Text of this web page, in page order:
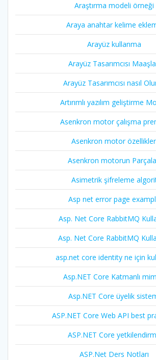
Araştırma modeli örneği
Araya anahtar kelime
Arayüz kullanma
Arayüz Tasarımcısı
Arayüz Tasarımcısı nasıl
Artırımlı yazılım geliştirme
Asenkron motor çalışma
Asenkron motor
Asenkron motorun
Asimetrik şifreleme
Asp net error page
Asp. Net Core RabbitMQ
Asp. Net Core RabbitMQ
asp.net core identity ne için
Asp.NET Core Katmanlı
Asp.NET Core üyelik
ASP.NET Core Web API best
ASP.NET Core
ASP.Net Ders Notları